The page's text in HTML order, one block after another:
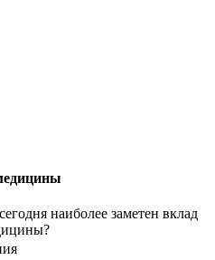
наиболее заметен вклад